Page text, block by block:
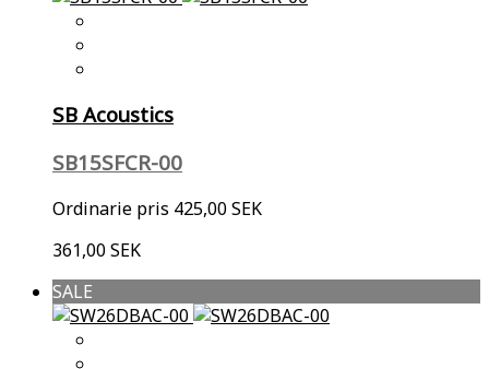
SB Acoustics
SB15SFCR-00
Ordinarie pris 425,00 SEK
361,00 SEK
SALE